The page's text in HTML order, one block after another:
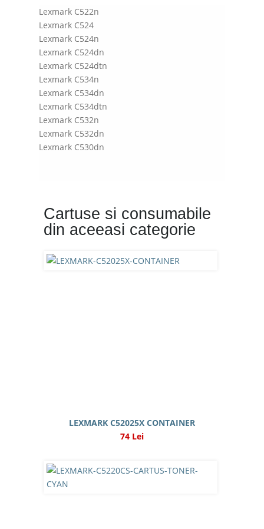
Lexmark C522n
Lexmark C524
Lexmark C524n
Lexmark C524dn
Lexmark C524dtn
Lexmark C534n
Lexmark C534dn
Lexmark C534dtn
Lexmark C532n
Lexmark C532dn
Lexmark C530dn
Cartuse si consumabile
din aceeasi categorie
LEXMARK C52025X CONTAINER
74 Lei